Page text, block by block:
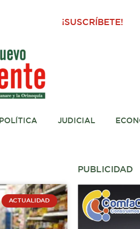
¡SUSCRÍBETE!
POLÍTICA JUDICIAL
ACTUALIDAD
PUBLICIDAD